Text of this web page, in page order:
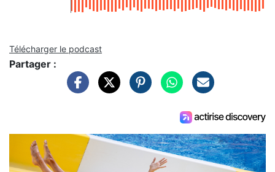
Télécharger le podcast
Partager :